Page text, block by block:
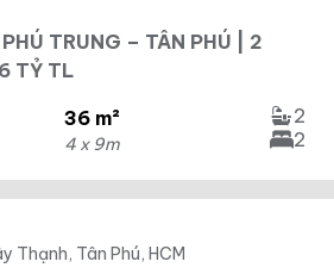
TRUNG – TÂN PHÚ | 2
TỶ TL
36 m²
4 x 9m
2
2
Thạnh, Tân Phú, HCM